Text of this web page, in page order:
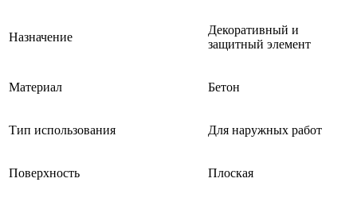
Назначение
Декоративный и
защитный элемент
Материал Бетон
Тип использования Для наружных работ
Поверхность Плоская